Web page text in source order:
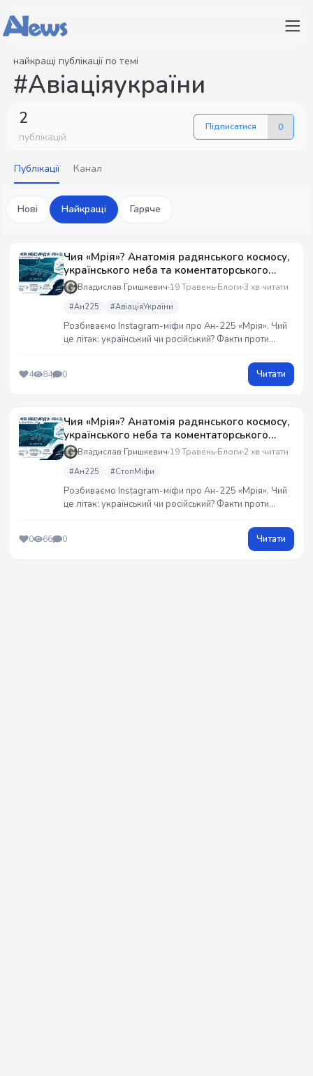
найкращі публікації по темі
#Авіаціяукраїни
2
публікацій
Підписатися 0
Публікації Канал
Нові Найкращі Гаряче
Чия «Мрія»? Анатомія радянського космосу,
українського неба та коментаторського
абсурду
Владислав Гришкевич 19 Травень Блоги 3 хв читати
#Ан225 #АвіаціяУкраїни
Розбиваємо Instagram-міфи про Ан-225 «Мрія». Чий
це літак: український чи російський? Факти проти
«Буран» і 240 світових рекордів під українським
прапором. Анатомія інженерного шедевра,
4 84 0 Читати
Чия «Мрія»? Анатомія радянського космосу,
українського неба та коментаторського
абсурду
Владислав Гришкевич 19 Травень Блоги 2 хв читати
#Ан225 #СтопМіфи
Розбиваємо Instagram-міфи про Ан-225 «Мрія». Чий
це літак: український чи російський? Факти проти
«Буран» і 240 світових рекордів під українським
прапором. Анатомія інженерного шедевра,
0 66 0 Читати